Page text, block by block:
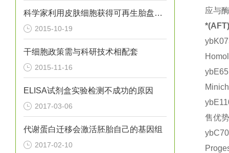
科学家利用皮肤细胞获得可再生胎盘的干细胞
2015-10-19
干细胞政策需与科研技术相配套
2015-11-16
ELISA试剂盒实验检测不成功的原因
2017-03-06
代谢蛋白迁移会激活胚胎自己的基因组
2017-02-10
应与
售优